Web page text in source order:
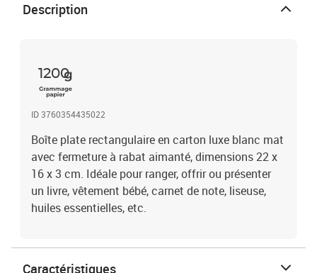
Description
1200
ID 3760354435022
Boîte plate rectangulaire en carton luxe blanc mat
avec fermeture à rabat aimanté, dimensions 22 x
16 x 3 cm. Idéale pour ranger, offrir ou présenter
un livre, vêtement bébé, carnet de note, liseuse,
huiles essentielles, etc.
Caractéristiques